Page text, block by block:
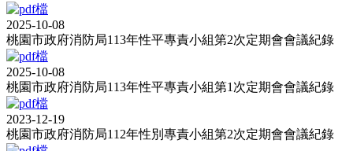
2025-10-08
桃園市政府消防局113年性平專責小組第2次定期會會議紀錄
2025-10-08
桃園市政府消防局113年性平專責小組第1次定期會會議紀錄
2023-12-19
桃園市政府消防局112年性別專責小組第2次定期會會議紀錄